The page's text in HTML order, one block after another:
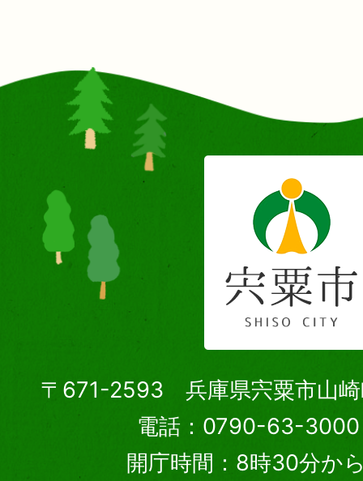
〒671-2593 兵庫県宍粟市山崎
電話：0790-63-3000
開庁時間：8時30分か